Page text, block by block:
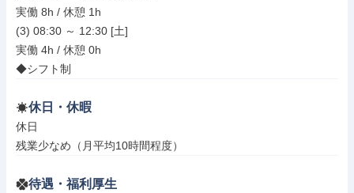
実働 8h / 休憩 1h
(3) 08:30 ～ 12:30 [土]
実働 4h / 休憩 0h
◆シフト制
休日・休暇
休日
残業少なめ（月平均10時間程度）
待遇・福利厚生